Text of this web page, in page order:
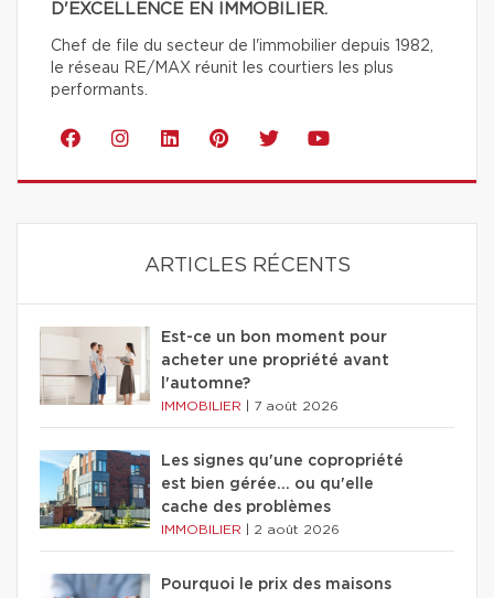
D'EXCELLENCE EN IMMOBILIER.
Chef de file du secteur de l'immobilier depuis 1982,
le réseau RE/MAX réunit les courtiers les plus
performants.
ARTICLES RÉCENTS
Est-ce un bon moment pour
acheter une propriété avant
l'automne?
IMMOBILIER 7 août 2026
Les signes qu'une copropriété
est bien gérée… ou qu'elle
cache des problèmes
IMMOBILIER 2 août 2026
Pourquoi le prix des maisons